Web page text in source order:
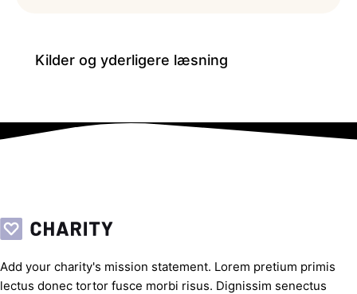
Kilder og yderligere læsning
Add your charity's mission statement. Lorem pretium primis
lectus donec tortor fusce morbi risus. Dignissim senectus